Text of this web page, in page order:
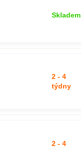
Skladem
2 - 4
týdny
2 - 4